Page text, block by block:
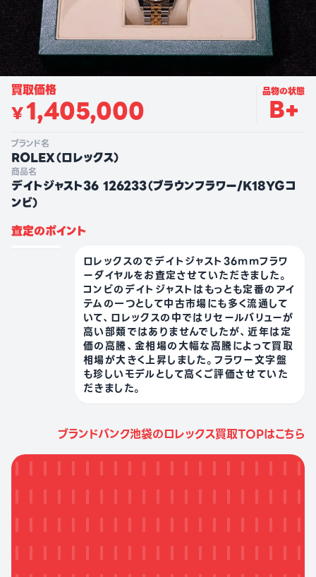
買取価格
¥1,405,000
品物の状態
B+
ブランド名
ROLEX（ロレックス）
商品名
デイトジャスト36 126233（ブラウンフラワー/K18YGコ
ンビ）
査定のポイント
ロレックスのでデイトジャスト36mmフラワ
ーダイヤルをお査定させていただきました。
コンビのデイトジャストはもっとも定番のアイ
テムの一つとして中古市場にも多く流通して
いて、ロレックスの中ではリセールバリューが
高い部類ではありませんでしたが、近年は定
価の高騰、金相場の大幅な高騰によって買取
相場が大きく上昇しました。フラワー文字盤
も珍しいモデルとして高くご評価させていた
だきました。
ブランドバンク池袋のロレックス買取TOPはこちら